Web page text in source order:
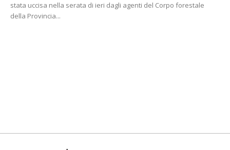
stata uccisa nella serata di ieri dagli agenti del Corpo forestale
della Provincia...